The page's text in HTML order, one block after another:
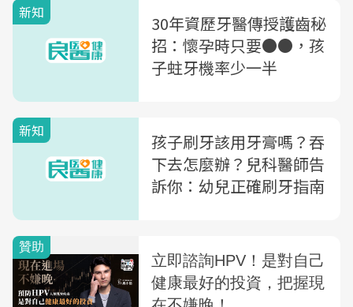
新知
30年資歷牙醫傳授護齒秘
招：懷孕時只要●●，孩
子蛀牙機率少一半
新知
孩子刷牙該用牙膏嗎？吞
下去怎麼辦？兒科醫師告
訴你：幼兒正確刷牙指南